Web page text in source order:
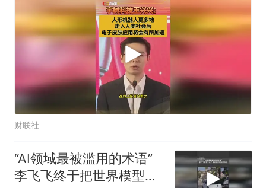
财联社
“AI领域最被滥用的术语”
李飞飞终于把世界模型讲